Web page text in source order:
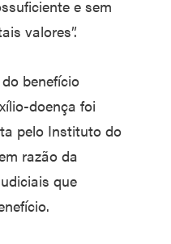
e sem
valores”.
benefício
doença foi
pelo Instituto do
razão da
que